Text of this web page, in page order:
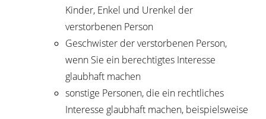
Kinder, Enkel und Urenkel der
verstorbenen Person
Geschwister der verstorbenen Person,
wenn Sie ein berechtigtes Interesse
glaubhaft machen
sonstige Personen, die ein rechtliches
Interesse glaubhaft machen, beispielsweise